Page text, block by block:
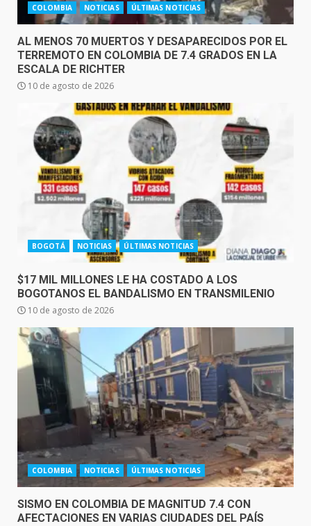
COLOMBIA NOTICIAS ÚLTIMAS NOTICIAS
AL MENOS 70 MUERTOS Y DESAPARECIDOS POR EL
TERREMOTO EN COLOMBIA DE 7.4 GRADOS EN LA
ESCALA DE RICHTER
10 de agosto de 2026
BOGOTÁ NOTICIAS ÚLTIMAS NOTICIAS
$17 MIL MILLONES LE HA COSTADO A LOS
BOGOTANOS EL BANDALISMO EN TRANSMILENIO
10 de agosto de 2026
COLOMBIA NOTICIAS ÚLTIMAS NOTICIAS
SISMO EN COLOMBIA DE MAGNITUD 7.4 CON
AFECTACIONES EN VARIAS CIUDADES DEL PAÍS